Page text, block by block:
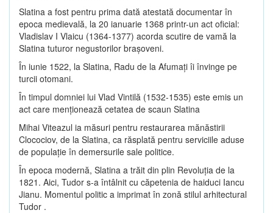
Slatina a fost pentru prima dată atestată documentar în
epoca medievală, la 20 ianuarie 1368 printr-un act oficial:
Vladislav I Vlaicu (1364-1377) acorda scutire de vamă la
Slatina tuturor negustorilor braşoveni.
În iunie 1522, la Slatina, Radu de la Afumaţi îi învinge pe
turcii otomani.
În timpul domniei lui Vlad Vintilă (1532-1535) este emis un
act care menţionează cetatea de scaun Slatina
Mihai Viteazul ia măsuri pentru restaurarea mănăstirii
Clocociov, de la Slatina, ca răsplată pentru serviciile aduse
de populaţie în demersurile sale politice.
În epoca modernă, Slatina a trăit din plin Revoluţia de la
1821. Aici, Tudor s-a întâlnit cu căpetenia de haiduci Iancu
Jianu. Momentul politic a imprimat în zonă stilul arhitectural
Tudor .